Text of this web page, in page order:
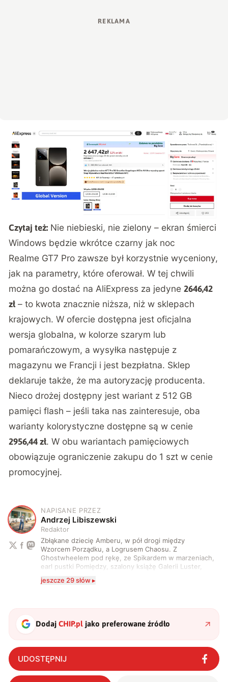
Czytaj też: Nie niebieski, nie zielony – ekran śmierci
Windows będzie wkrótce czarny jak noc
Realme GT7 Pro zawsze był korzystnie wyceniony,
jak na parametry, które oferował. W tej chwili
można go dostać na AliExpress za jedyne2646,42
zł– to kwota znacznie niższa, niż w sklepach
krajowych. W ofercie dostępna jest oficjalna
wersja globalna, w kolorze szarym lub
pomarańczowym, a wysyłka następuje z
magazynu we Francji i jest bezpłatna. Sklep
deklaruje także, że ma autoryzację producenta.
Nieco drożej dostępny jest wariant z 512 GB
pamięci flash – jeśli taka nas zainteresuje, oba
warianty kolorystyczne dostępne są w cenie
2956,44 zł. W obu wariantach pamięciowych
obowiązuje ograniczenie zakupu do 1 szt w cenie
promocyjnej.
A
NAPISANE PRZEZ
Andrzej Libiszewski
Redaktor
Zbłąkane dziecię Amberu, w pół drogi między
Wzorcem Porządku, a Logrusem Chaosu. Z
Ghostwheelem pod rękę, ze Spikardem w marzeniach,
earl pustki Pomiędzy, szalony książę Galerii Luster,
serio? Pisaniem o szeroko pojętej technice o zajmuję
i gram w gry :)
jeszcze 29 słów ▸
DodajCHIP.pl jako preferowane źródło
UDOSTĘPNIJ